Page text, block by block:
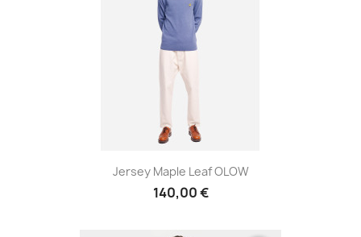
Jersey Maple Leaf OLOW
140,00 €